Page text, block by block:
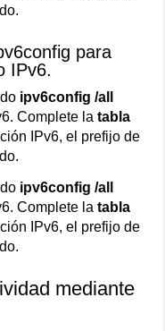
para
IPv6.
ipv6config /all
Complete latabla
IPv6, el prefijo de
ipv6config /all
Complete latabla
IPv6, el prefijo de
mediante